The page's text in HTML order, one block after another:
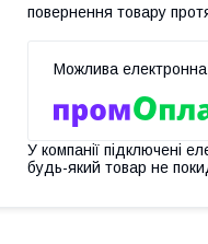
повернення товару
У компанії підключені
будь-який товар не